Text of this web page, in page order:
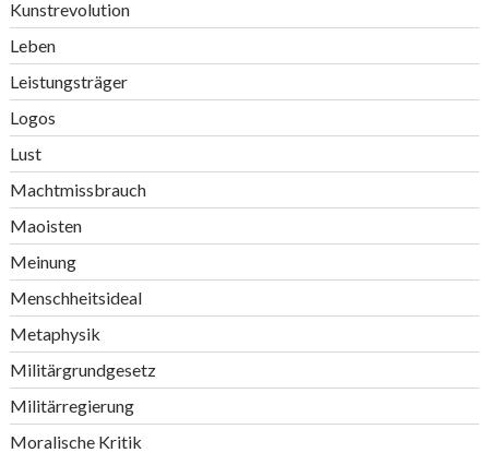
Kunstrevolution
Leben
Leistungsträger
Logos
Lust
Machtmissbrauch
Maoisten
Meinung
Menschheitsideal
Metaphysik
Militärgrundgesetz
Militärregierung
Moralische Kritik